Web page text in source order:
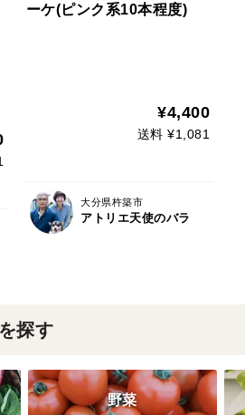
ーケ(ピンク系10本程度)
¥4,400
送料 ¥1,081
大分県杵築市
アトリエ天使のバラ
探す
野菜